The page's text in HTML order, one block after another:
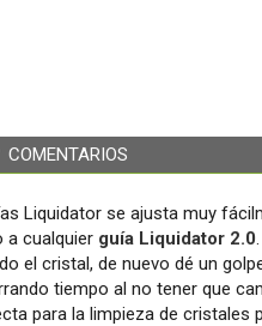
COMENTARIOS
Liquidator se ajusta muy
a cualquier guía Liquidator 2.0
el cristal, de nuevo dé un
tiempo al no tener que
para la limpieza de cristales